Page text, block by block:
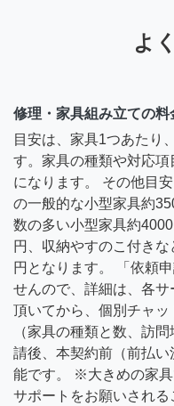
よ
修理・家具組み立ての料
目安は、家具1つあたり
す。家具の種類や対応
になります。 その他目
の一般的な小型家具約
数の多い小型家具約
円、収納やすのこ付き
円となります。 「依頼
せんので、詳細は、各
頂いてから、個別チャッ
（家具の種類と数、訪
請後、本契約前（前払
能です。 ※大きめの家
サポートをお願いされる